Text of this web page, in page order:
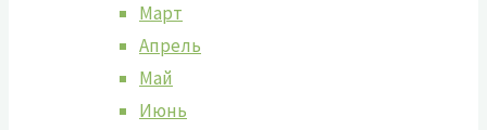
Март
Апрель
Май
Июнь